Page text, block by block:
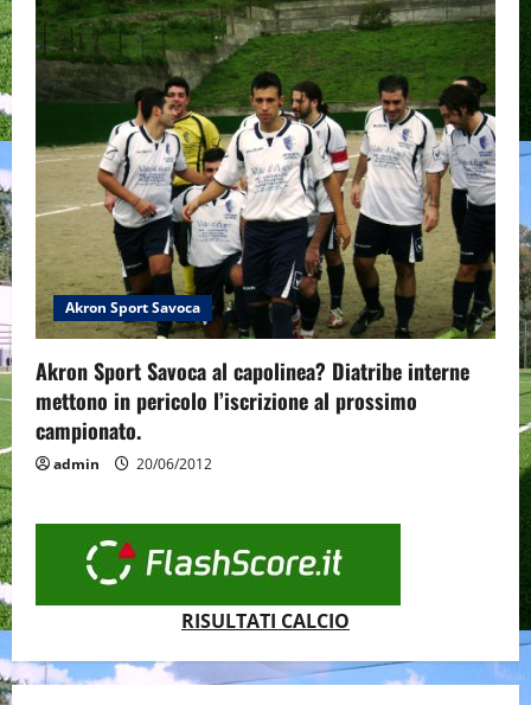
Akron Sport Savoca
Akron Sport Savoca al capolinea? Diatribe interne
mettono in pericolo l’iscrizione al prossimo
campionato.
admin 20/06/2012
RISULTATI CALCIO